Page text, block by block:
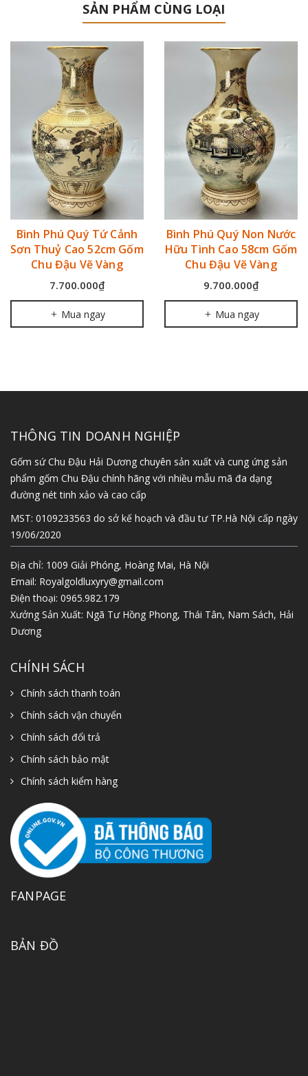
SẢN PHẨM CÙNG LOẠI
Bình Phú Quý Tứ Cảnh
Sơn Thuỷ Cao 52cm Gốm
Chu Đậu Vẽ Vàng
7.700.000₫
Mua ngay
Bình Phú Quý Non Nước
Hữu Tình Cao 58cm Gốm
Chu Đậu Vẽ Vàng
9.700.000₫
Mua ngay
THÔNG TIN DOANH NGHIỆP
Gốm sứ Chu Đậu Hải Dương chuyên sản xuất và cung ứng sản
phẩm gốm Chu Đậu chính hãng với nhiều mẫu mã đa dạng
đường nét tinh xảo và cao cấp
MST: 0109233563 do sở kế hoạch và đầu tư TP.Hà Nội cấp ngày
19/06/2020
Địa chỉ: 1009 Giải Phóng, Hoàng Mai, Hà Nội
Email: Royalgoldluxyry@gmail.com
Điện thoại: 0965.982.179
Xưởng Sản Xuất: Ngã Tư Hồng Phong, Thái Tân, Nam Sách, Hải
Dương
CHÍNH SÁCH
Chính sách thanh toán
Chính sách vận chuyển
Chính sách đổi trả
Chính sách bảo mật
Chính sách kiểm hàng
FANPAGE
BẢN ĐỒ